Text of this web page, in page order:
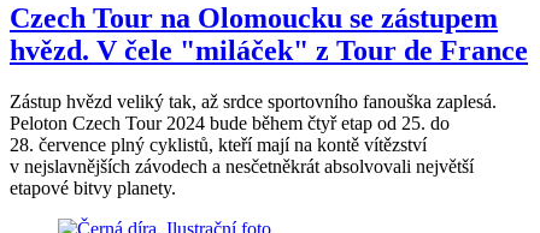
Czech Tour na Olomoucku se zástupem
hvězd. V čele "miláček" z Tour de France
Zástup hvězd veliký tak, až srdce sportovního fanouška zaplesá.
Peloton Czech Tour 2024 bude během čtyř etap od 25. do
28. července plný cyklistů, kteří mají na kontě vítězství
v nejslavnějších závodech a nesčetněkrát absolvovali největší
etapové bitvy planety.